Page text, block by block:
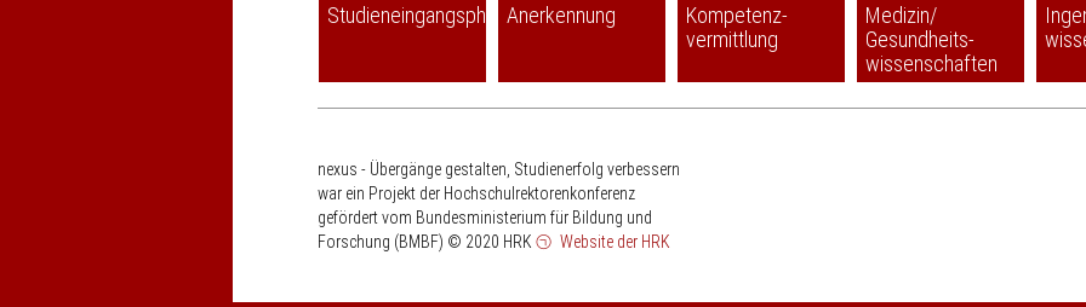
StudieneingangsphaseAnerkennung
Kompetenz-
vermittlung
Medizin/
Gesundheits-
wissenschaften
nexus - Übergänge gestalten, Studienerfolg verbessern
war ein Projekt der Hochschulrektorenkonferenz
gefördert vom Bundesministerium für Bildung und
Forschung (BMBF) © 2020 HRK Website der HRK